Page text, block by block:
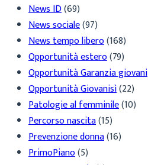
News ID(69)
News sociale(97)
News tempo libero(168)
Opportunità estero(79)
Opportunità Garanzia giovani
Opportunità Giovanisì(22)
Patologie al femminile(10)
Percorso nascita(15)
Prevenzione donna(16)
PrimoPiano(5)